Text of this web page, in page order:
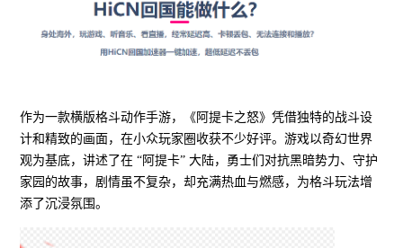
作为一款横版格斗动作手游，《阿提卡之怒》凭借独特的战斗设
计和精致的画面，在小众玩家圈收获不少好评。游戏以奇幻世界
观为基底，讲述了在 “阿提卡” 大陆，勇士们对抗黑暗势力、守护
家园的故事，剧情虽不复杂，却充满热血与燃感，为格斗玩法增
添了沉浸氛围。